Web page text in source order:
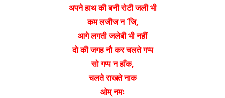
अपने हाथ की बनी रोटी जली भी
कम लजीज न ‘जि,
आगे लगती जलेबी भी नहीं
दो की जगह नौ कर चलते गप्प
सो गप्प न हाँक,
चलते राखते नाक
ओम् नमः